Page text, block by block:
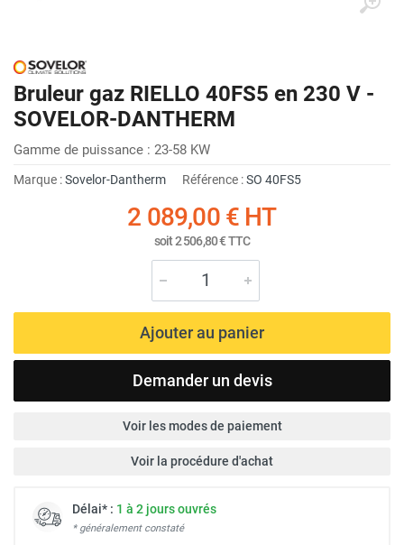
Bruleur gaz RIELLO 40FS5 en 230 V -
SOVELOR-DANTHERM
Gamme de puissance : 23-58 KW
Marque :Sovelor-Dantherm Référence :SO 40FS5
2 089,00 € HT
soit2 506,80 €TTC
Ajouter au panier
Demander un devis
Voir les modes de paiement
Voir la procédure d'achat
Délai* : 1 à 2 jours ouvrés
* généralement constaté